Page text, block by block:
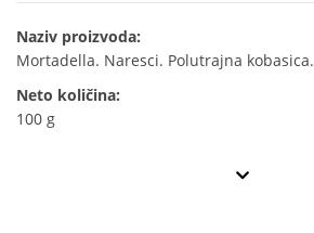
Naziv proizvoda:
Mortadella. Naresci. Polutrajna kobasica.
Neto količina:
100 g